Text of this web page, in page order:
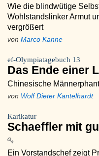
Wie die blindwütige
Wohlstandslinker Armut
vergrößert
von Marco Kanne
ef-Olympiatagebuch 13
Das Ende einer
Chinesische
von Wolf Dieter Kantelhardt
Karikatur
Schaeffler mit
Ein Vorstandschef zeigt